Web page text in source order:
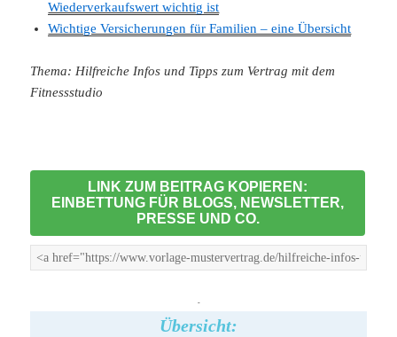
Wiederverkaufswert wichtig ist
Wichtige Versicherungen für Familien – eine Übersicht
Thema: Hilfreiche Infos und Tipps zum Vertrag mit dem
Fitnessstudio
LINK ZUM BEITRAG KOPIEREN:
EINBETTUNG FÜR BLOGS, NEWSLETTER,
PRESSE UND CO.
-
Übersicht: